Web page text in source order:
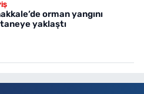
orman yangını
yaklaştı